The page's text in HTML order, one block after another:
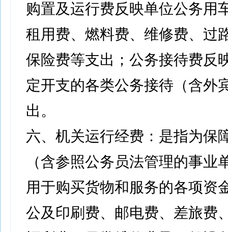
购置及运行费反映单位公务用
租用费、燃料费、维修费、过
保险费等支出；公务接待费反
定开支的各类公务接待（含外
出。
六、机关运行经费：是指为保
（含参照公务员法管理的事业
用于购买货物和服务的各项资
公及印刷费、邮电费、差旅费